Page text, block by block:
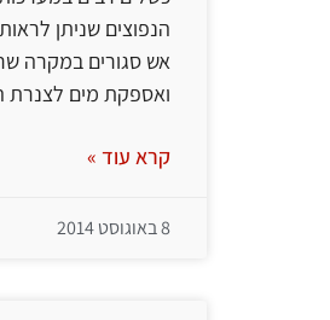
הנפוצים שניתן
אש סגורים במקרה
ואספקת מים לצנרת
קרא עוד »
8 באוגוסט 2014